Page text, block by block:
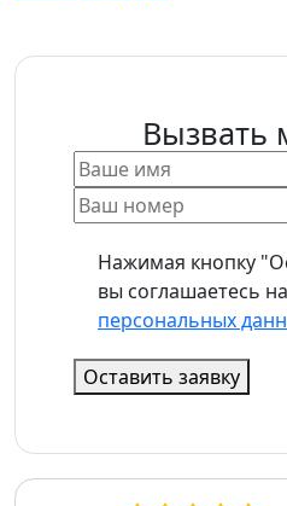
Вызвать
Нажимая кнопку
вы соглашаетесь на
персональных
Оставить заявку